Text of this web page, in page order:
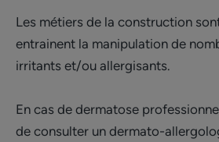
Les métiers de la construction
entrainent la manipulation de
irritants et/ou allergisants.
En cas de dermatose
de consulter un dermato-